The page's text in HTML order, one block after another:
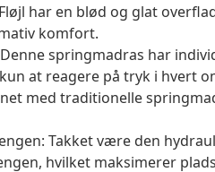
har en blød og glat
komfort.
springmadras har
at reagere på tryk i hvert
med traditionelle
Takket være den
hvilket maksimerer